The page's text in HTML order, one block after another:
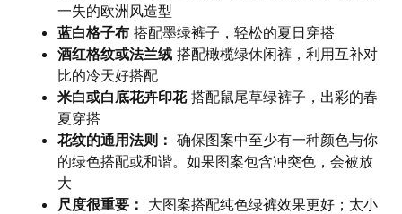
一失的欧洲风造型
蓝白格子布 搭配墨绿裤子，轻松的夏日穿搭
酒红格纹或法兰绒 搭配橄榄绿休闲裤，利用互补对
比的冷天好搭配
米白或白底花卉印花搭配鼠尾草绿裤子，出彩的春
夏穿搭
花纹的通用法则： 确保图案中至少有一种颜色与你
的绿色搭配或和谐。如果图案包含冲突色，会被放
大
尺度很重要： 大图案搭配纯色绿裤效果更好；太小